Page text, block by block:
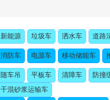
新能源 垃圾车 洒水车 道路
消防车 电源车 移动储能车
随车吊 平板车 清障车
防撞
干混砂浆运输车